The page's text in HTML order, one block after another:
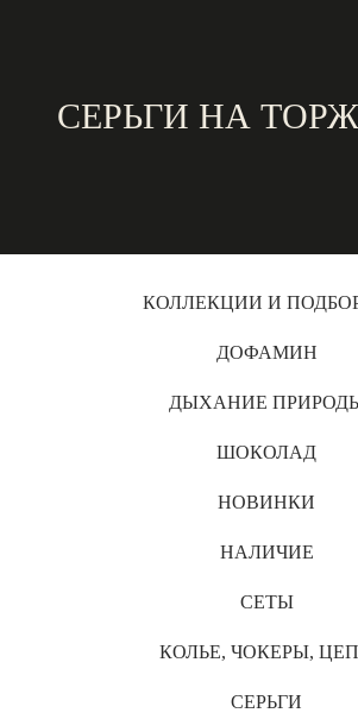
СЕРЬГИ НА
КОЛЛЕКЦИИ И
ДОФАМИН
ДЫХАНИЕ
ШОКОЛАД
НОВИНКИ
НАЛИЧИЕ
СЕТЫ
КОЛЬЕ, ЧОКЕРЫ,
СЕРЬГИ